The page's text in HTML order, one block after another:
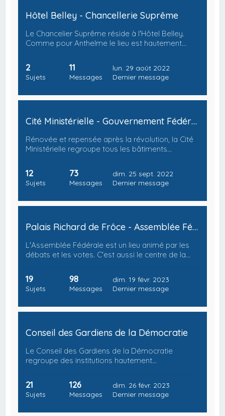
Hôtel Belley - Chancellerie Suprême
Le Chancelier Suprême réside à l'Hôtel Belley.
Comme pour Anthelme le lieu est hautement…
2
Sujets
11
Messages
lun. 29 août 2022
Dernier message
Cité Ministérielle - Gouvernement Fédéral
Rénovée et repensée après la révolution, la Cité
Ministérielle regroupe tous les bâtiments…
12
Sujets
73
Messages
dim. 25 sept. 2022
Dernier message
Palais Richard de Frôce - Assemblée Fédérale
L'Assemblée Fédérale est un lieu animé par les
débats et les votes. C'est aussi le centre de la…
19
Sujets
98
Messages
dim. 19 févr. 2023
Dernier message
Conseil des Gardiens de la Démocratie
Le Conseil des Gardiens de la Démocratie
regroupe des institutions hautement…
21
Sujets
126
Messages
dim. 26 févr. 2023
Dernier message